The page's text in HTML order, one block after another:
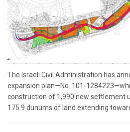
The Israeli Civil Administration has
expansion plan—No. 101-
construction of 1,990 new settlement
175.9 dunums of land extending